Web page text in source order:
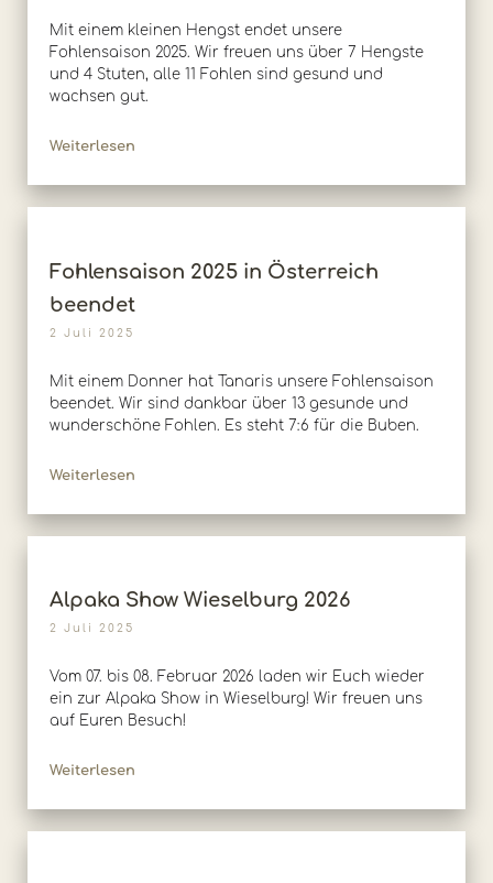
Mit einem kleinen Hengst endet unsere
Fohlensaison 2025. Wir freuen uns über 7 Hengste
und 4 Stuten, alle 11 Fohlen sind gesund und
wachsen gut.
Weiterlesen
Fohlensaison 2025 in Österreich
beendet
2 Juli 2025
Mit einem Donner hat Tanaris unsere Fohlensaison
beendet. Wir sind dankbar über 13 gesunde und
wunderschöne Fohlen. Es steht 7:6 für die Buben.
Weiterlesen
Alpaka Show Wieselburg 2026
2 Juli 2025
Vom 07. bis 08. Februar 2026 laden wir Euch wieder
ein zur Alpaka Show in Wieselburg! Wir freuen uns
auf Euren Besuch!
Weiterlesen